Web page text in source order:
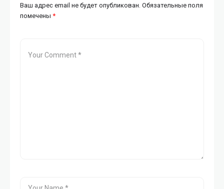
Ваш адрес email не будет опубликован. Обязательные поля
помечены *